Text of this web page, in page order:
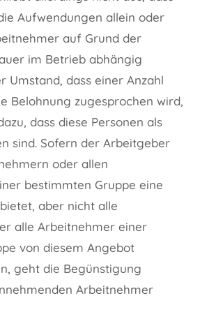
Aufwendungen allein oder
auf Grund der
im Betrieb abhängig
Umstand, dass einer Anzahl
Belohnung zugesprochen wird,
dass diese Personen als
sind. Sofern der Arbeitgeber
oder allen
bestimmten Gruppe eine
aber nicht alle
alle Arbeitnehmer einer
von diesem Angebot
geht die Begünstigung
Arbeitnehmer